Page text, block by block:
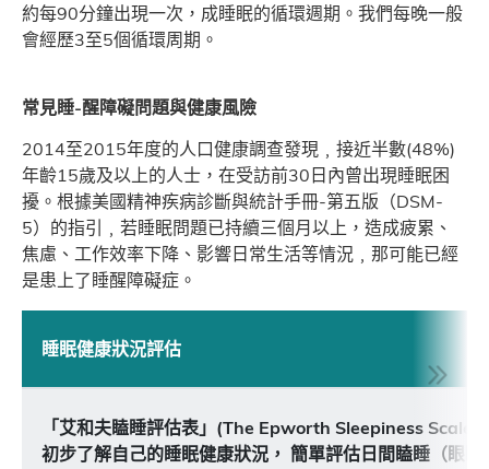
約每90分鐘出現一次，成睡眠的循環週期。我們每晚一般
會經歷3至5個循環周期。
常見睡-醒障礙問題與健康風險
2014至2015年度的人口健康調查發現﹐接近半數(48%)
年齡15歲及以上的人士，在受訪前30日內曾出現睡眠困
擾。根據美國精神疾病診斷與統計手冊-第五版（DSM-
5）的指引﹐若睡眠問題已持續三個月以上，造成疲累、
焦慮、工作效率下降、影響日常生活等情況﹐那可能已經
是患上了睡醒障礙症。
睡眠健康狀況評估
「艾和夫瞌睡評估表」(The Epworth Sleepiness Scale)
初步了解自己的睡眠健康狀況， 簡單評估日間瞌睡（眼瞓